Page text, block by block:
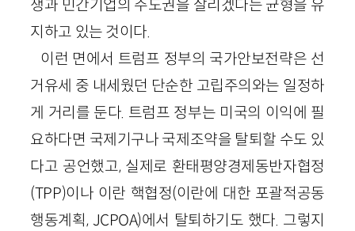
쟁과 민간기업의 주도권을 살리겠다는 균형을 유
지하고 있는 것이다.
이런 면에서 트럼프 정부의 국가안보전략은 선
거유세 중 내세웠던 단순한 고립주의와는 일정하
게 거리를 둔다. 트럼프 정부는 미국의 이익에 필
요하다면 국제기구나 국제조약을 탈퇴할 수도 있
다고 공언했고, 실제로 환태평양경제동반자협정
(TPP)이나 이란 핵협정(이란에 대한 포괄적공동
행동계획, JCPOA)에서 탈퇴하기도 했다. 그렇지